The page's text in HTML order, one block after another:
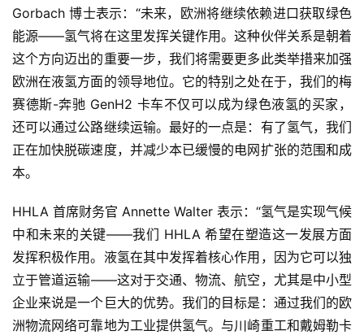
首
页
Gorbach 博士表示：“未来，欧洲将继续依赖进口获取绿色
能源——氢气将在这里发挥关键作用。这种伙伴关系是朝着
这个方向迈出的重要一步，我们将需要更多此类举措来加强
欧洲在液氢方面的领导地位。它的特别之处在于，我们的梅
赛德斯-奔驰 GenH2 卡车不仅可以成为绿色液氢的买家，
还可以通过公路继续运输。最好的一点是：有了氢气，我们
正在加快脱碳速度，并减少本已缓慢的电网扩张的范围和成
本。
HHLA 首席财务官 Annette Walter 表示：“氢气是实现气候
中和未来的关键——我们 HHLA 希望在塑造这一发展方面
发挥积极作用。液氢在其中发挥着核心作用，因为它可以独
立于管道运输——这对于交通、物流、航空，尤其是中小型
企业来说是一个巨大的优势。我们的目标是：通过我们的欧
洲物流网络可靠地为工业提供氢气。与川崎重工和戴姆勒卡